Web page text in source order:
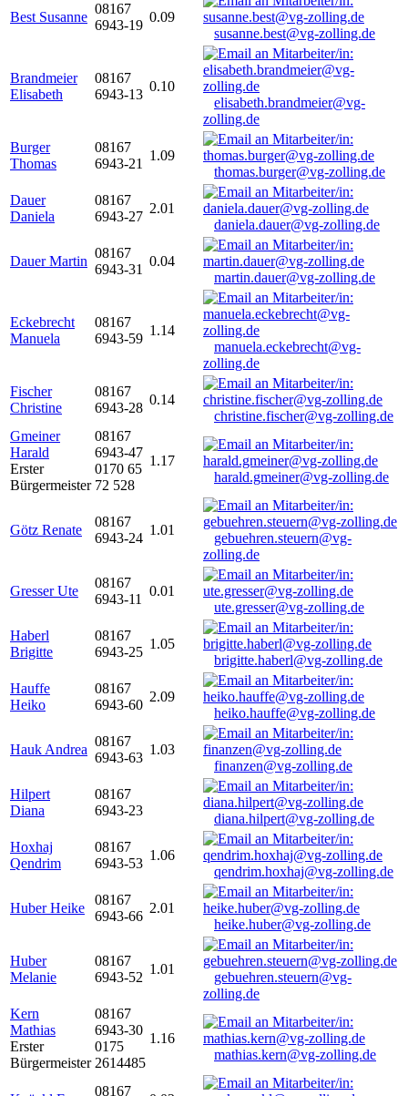
Best Susanne
08167
6943-19
0.09
susanne.best@vg-zolling.de
Brandmeier
Elisabeth
08167
6943-13
0.10
elisabeth.brandmeier@vg-
zolling.de
Burger
Thomas
08167
6943-21
1.09
thomas.burger@vg-zolling.de
Dauer
Daniela
08167
6943-27
2.01
daniela.dauer@vg-zolling.de
Dauer Martin
08167
6943-31
0.04
martin.dauer@vg-zolling.de
Eckebrecht
Manuela
08167
6943-59
1.14
manuela.eckebrecht@vg-
zolling.de
Fischer
Christine
08167
6943-28
0.14
christine.fischer@vg-zolling.de
Gmeiner
Harald
Erster
Bürgermeister
08167
6943-47
0170 65
72 528
1.17
harald.gmeiner@vg-zolling.de
Götz Renate
08167
6943-24
1.01
gebuehren.steuern@vg-
zolling.de
Gresser Ute
08167
6943-11
0.01
ute.gresser@vg-zolling.de
Haberl
Brigitte
08167
6943-25
1.05
brigitte.haberl@vg-zolling.de
Hauffe
Heiko
08167
6943-60
2.09
heiko.hauffe@vg-zolling.de
Hauk Andrea
08167
6943-63
1.03
finanzen@vg-zolling.de
Hilpert
Diana
08167
6943-23
diana.hilpert@vg-zolling.de
Hoxhaj
Qendrim
08167
6943-53
1.06
qendrim.hoxhaj@vg-zolling.de
Huber Heike
08167
6943-66
2.01
heike.huber@vg-zolling.de
Huber
Melanie
08167
6943-52
1.01
gebuehren.steuern@vg-
zolling.de
Kern
Mathias
Erster
Bürgermeister
08167
6943-30
0175
2614485
1.16
mathias.kern@vg-zolling.de
08167